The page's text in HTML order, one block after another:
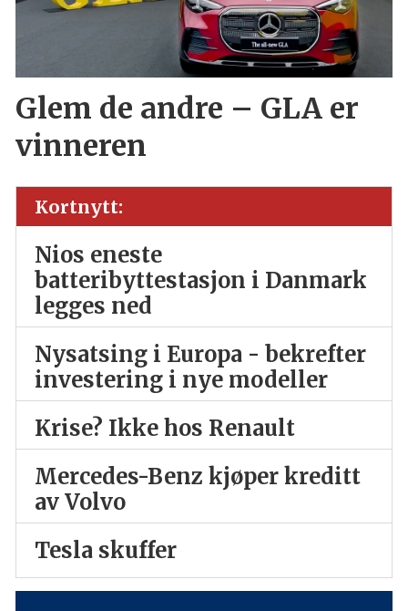
Glem de andre – GLA er
vinneren
Kortnytt:
Nios eneste
batteribyttestasjon i Danmark
legges ned
Nysatsing i Europa - bekrefter
investering i nye modeller
Krise? Ikke hos Renault
Mercedes-Benz kjøper kreditt
av Volvo
Tesla skuffer